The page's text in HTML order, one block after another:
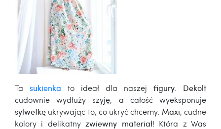
Ta sukienka to ideał dla naszej figury
Dekolt
cudownie wydłuży szyję, a całość wyeksponuje
sylwetkę ukrywając to, co ukryć chcemy. Maxi, cudne
kolory i delikatny zwiewny materiał! Która z Was